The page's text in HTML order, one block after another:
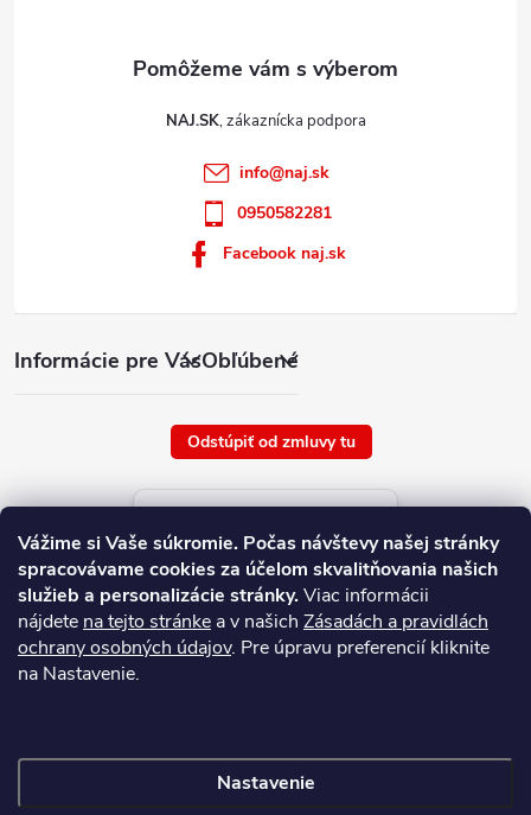
Vážime si Vaše súkromie. Počas návštevy našej stránky
spracovávame cookies za účelom skvalitňovania našich
služieb a personalizácie stránky.Viac informácii
nájdete na tejto stránke a v našich Zásadách a pravidlách
ochrany osobných údajov. Pre úpravu preferencií kliknite
na Nastavenie.
Nastavenie
Informácie pre VásObľúbené
NAJ.SK
info@naj.sk
0950582281
Facebook naj.sk
Odstúpiť od zmluvy tu
Aktuálne ceny tovaru
platné od : 8/8/2026